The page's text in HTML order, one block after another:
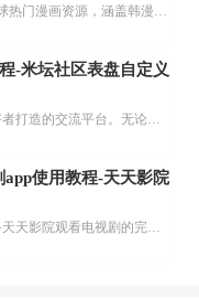
漫蛙MANWA3，汇聚全球热门漫画资源，涵盖韩漫、欧美漫画、国漫等多种类型，题材丰富多样，全方位满足用户阅读喜好。它不仅是阅读平台，更是创作平台，为广大用户打造零门槛创作环境。...
-米坛社区表盘自定义
米坛社区是专为钟表爱好者打造的交流平台。无论你是初涉钟表领域的普通爱好者，还是拥有多年收藏经验的资深玩家，都能在此找到属于自己的天地。 无需注册，就能轻松参与其中。通过专业的讨论论坛与丰富的交互功能，你可与世界各地的钟表爱好者畅快交流。若你钟情于钟表，米坛社区无疑是值得一试的理想之选。在这里，你能获取最新的手表资讯，交流见解，提升鉴赏品味，让每一块手表都成为收藏故事中重要的一部分。感兴趣的朋友，不要错过下载机会。...
使用教程-天天影院
不少影视爱好者都在探寻天天影院观看电视剧的完整方法，结合最新平台使用规则，本篇新手入门攻略全面讲解观看渠道、检索流程、播放设置以及画面模式调整等实用内容。全文适配手机、电脑等主流设备，步骤简洁易懂，无论是初次使用的新手，还是想要优化观影体验的用户，都能参照内容快速上手，熟练掌握平台各项操作技巧，轻松畅享影视内容。...